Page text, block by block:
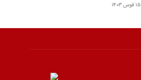
۱۵ قوس ۱۴۰۳